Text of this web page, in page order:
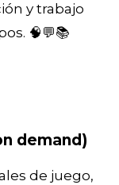
y trabajo
🧠💬📚
demand)
de juego,